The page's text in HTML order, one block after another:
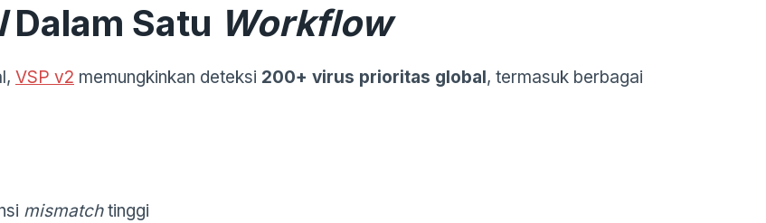
Dalam Satu Workflow
VSP v2 memungkinkan deteksi 200+ virus prioritas global, termasuk berbagai
mismatchtinggi